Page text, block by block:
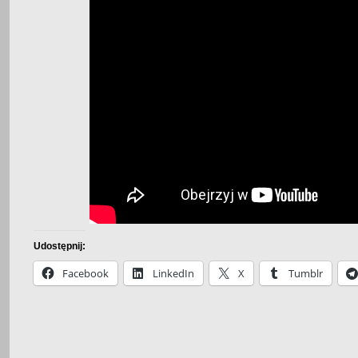
Udostępnij:
Facebook LinkedIn X Tumblr